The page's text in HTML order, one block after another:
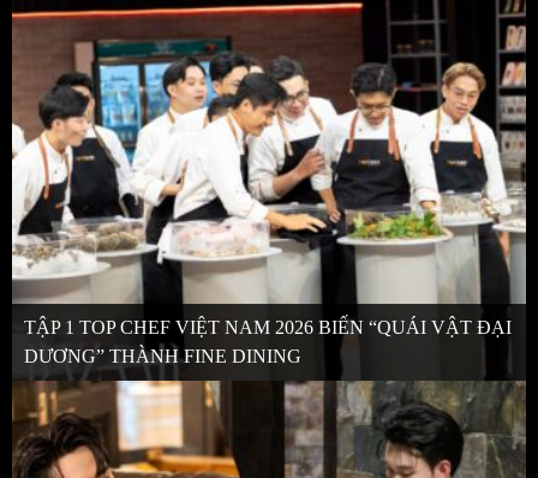
TẬP 1 TOP CHEF VIỆT NAM 2026 BIẾN “QUÁI VẬT ĐẠI
DƯƠNG” THÀNH FINE DINING